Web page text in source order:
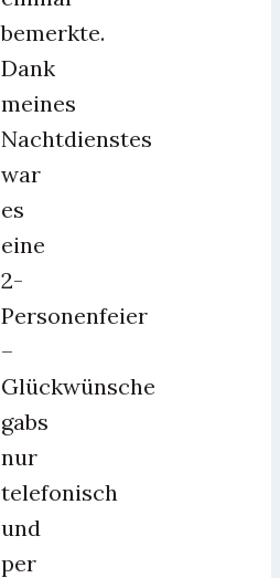
bemerkte.
Dank
meines
Nachtdienstes
war
es
eine
2-
Personenfeier
–
Glückwünsche
gabs
nur
telefonisch
und
per